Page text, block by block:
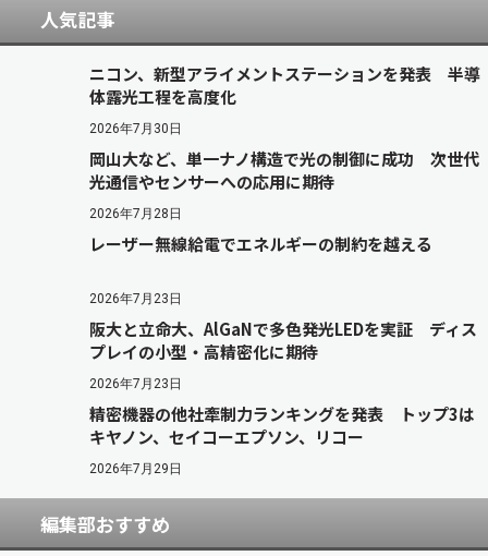
人気記事
ニコン、新型アライメントステーションを発表 半導
体露光工程を高度化
2026年7月30日
岡山大など、単一ナノ構造で光の制御に成功 次世代
光通信やセンサーへの応用に期待
2026年7月28日
レーザー無線給電でエネルギーの制約を越える
2026年7月23日
阪大と立命大、AlGaNで多色発光LEDを実証 ディス
プレイの小型・高精密化に期待
2026年7月23日
精密機器の他社牽制力ランキングを発表 トップ3は
キヤノン、セイコーエプソン、リコー
2026年7月29日
編集部おすすめ